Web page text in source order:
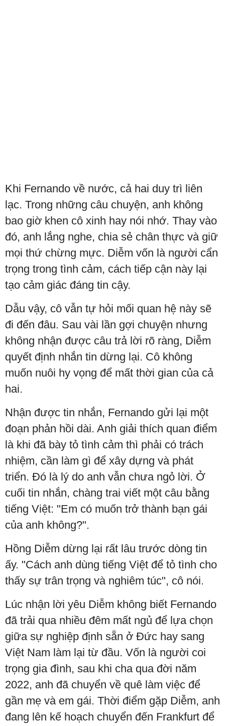
Khi Fernando về nước, cả hai duy trì liên
lạc. Trong những câu chuyện, anh không
bao giờ khen cô xinh hay nói nhớ. Thay vào
đó, anh lắng nghe, chia sẻ chân thực và giữ
mọi thứ chừng mực. Diễm vốn là người cẩn
trọng trong tình cảm, cách tiếp cận này lại
tạo cảm giác đáng tin cậy.
Dẫu vậy, cô vẫn tự hỏi mối quan hệ này sẽ
đi đến đâu. Sau vài lần gợi chuyện nhưng
không nhận được câu trả lời rõ ràng, Diễm
quyết định nhắn tin dừng lại. Cô không
muốn nuôi hy vọng để mất thời gian của cả
hai.
Nhận được tin nhắn, Fernando gửi lại một
đoạn phản hồi dài. Anh giải thích quan điểm
là khi đã bày tỏ tình cảm thì phải có trách
nhiệm, cần làm gì để xây dựng và phát
triển. Đó là lý do anh vẫn chưa ngỏ lời. Ở
cuối tin nhắn, chàng trai viết một câu bằng
tiếng Việt: "Em có muốn trở thành bạn gái
của anh không?".
Hồng Diễm dừng lại rất lâu trước dòng tin
ấy. "Cách anh dùng tiếng Việt để tỏ tình cho
thấy sự trân trọng và nghiêm túc", cô nói.
Lúc nhận lời yêu Diễm không biết Fernando
đã trải qua nhiều đêm mất ngủ để lựa chọn
giữa sự nghiệp định sẵn ở Đức hay sang
Việt Nam làm lại từ đầu. Vốn là người coi
trọng gia đình, sau khi cha qua đời năm
2022, anh đã chuyển về quê làm việc để
gần mẹ và em gái. Thời điểm gặp Diễm, anh
đang lên kế hoạch chuyển đến Frankfurt để